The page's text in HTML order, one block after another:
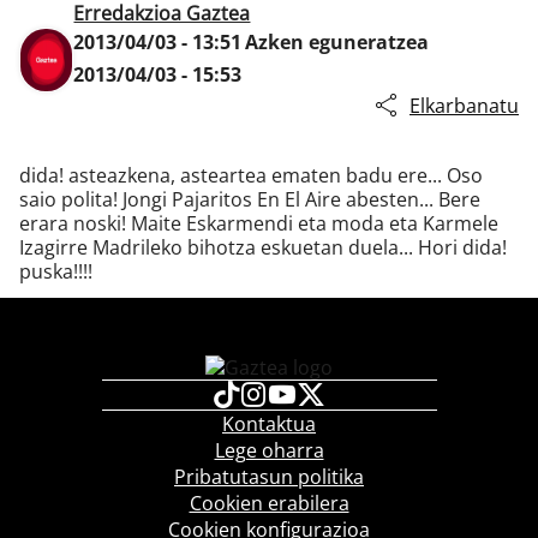
Erredakzioa Gaztea
2013/04/03 - 13:51 Azken eguneratzea
2013/04/03 - 15:53
Elkarbanatu
dida! asteazkena, asteartea ematen badu ere... Oso
saio polita! Jongi Pajaritos En El Aire abesten... Bere
erara noski! Maite Eskarmendi eta moda eta Karmele
Izagirre Madrileko bihotza eskuetan duela... Hori dida!
puska!!!!
Kontaktua
Lege oharra
Pribatutasun politika
Cookien erabilera
Cookien konfigurazioa